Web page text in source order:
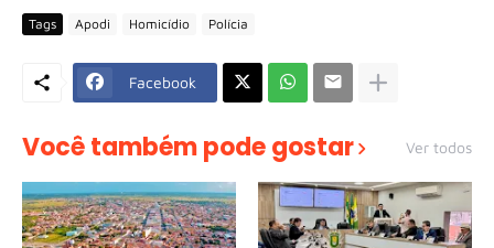
Tags Apodi Homicídio Polícia
Facebook
Você também pode gostar Ver todos